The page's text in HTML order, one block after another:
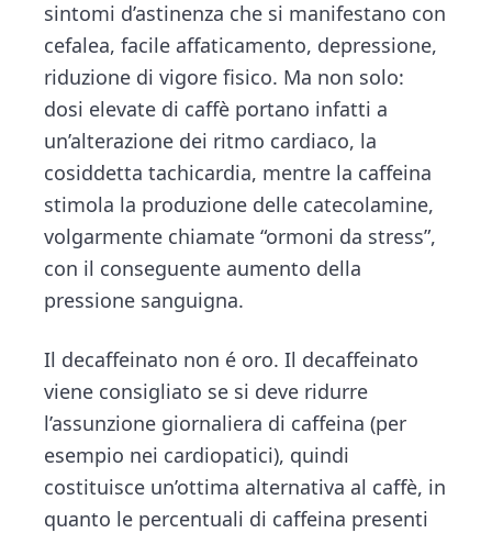
sintomi d’astinenza che si manifestano con
cefalea, facile affaticamento, depressione,
riduzione di vigore fisico. Ma non solo:
dosi elevate di caffè portano infatti a
un’alterazione dei ritmo cardiaco, la
cosiddetta tachicardia, mentre la caffeina
stimola la produzione delle catecolamine,
volgarmente chiamate “ormoni da stress”,
con il conseguente aumento della
pressione sanguigna.
Il decaffeinato non é oro. Il decaffeinato
viene consigliato se si deve ridurre
l’assunzione giornaliera di caffeina (per
esempio nei cardiopatici), quindi
costituisce un’ottima alternativa al caffè, in
quanto le percentuali di caffeina presenti